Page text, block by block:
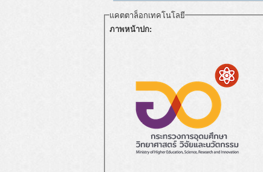
แคตตาล็อกเทคโนโลยี
ภาพหน้าปก: